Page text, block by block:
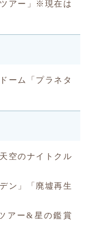
アー」
※現在は
ーム「プラネタ
空のナイトクル
ン」「廃墟再生
アー&星の鑑賞